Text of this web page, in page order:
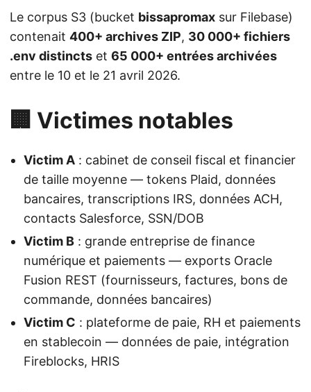
Le corpus S3 (bucket bissapromax sur Filebase)
contenait 400+ archives ZIP, 30 000+ fichiers
.env distincts et 65 000+ entrées archivées
entre le 10 et le 21 avril 2026.
🏢 Victimes notables
Victim A : cabinet de conseil fiscal et financier
de taille moyenne — tokens Plaid, données
bancaires, transcriptions IRS, données ACH,
contacts Salesforce, SSN/DOB
Victim B : grande entreprise de finance
numérique et paiements — exports Oracle
Fusion REST (fournisseurs, factures, bons de
commande, données bancaires)
Victim C : plateforme de paie, RH et paiements
en stablecoin — données de paie, intégration
Fireblocks, HRIS